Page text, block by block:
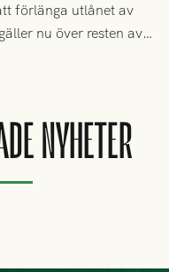
förlänga utlånet av
nu över resten av
NYHETER